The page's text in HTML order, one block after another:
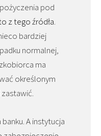
pod
z tego źródła.
bardziej
normalnej,
ma
określonym
A instytucja